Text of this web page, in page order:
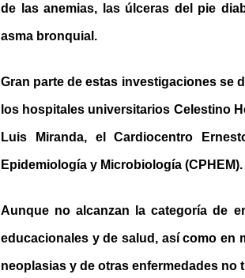
de las anemias, las úlceras del pie
asma bronquial.
Gran parte de estas investigaciones se
los hospitales universitarios Celestino
Luis Miranda, el Cardiocentro
Epidemiología y Microbiología (CPHEM).
Aunque no alcanzan la categoría de
educacionales y de salud, así como en
neoplasias y de otras enfermedades no